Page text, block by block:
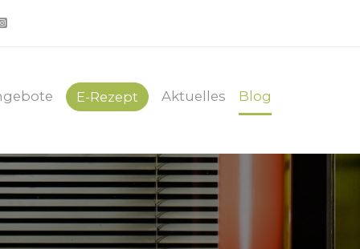
E-Rezept Aktuelles Blog